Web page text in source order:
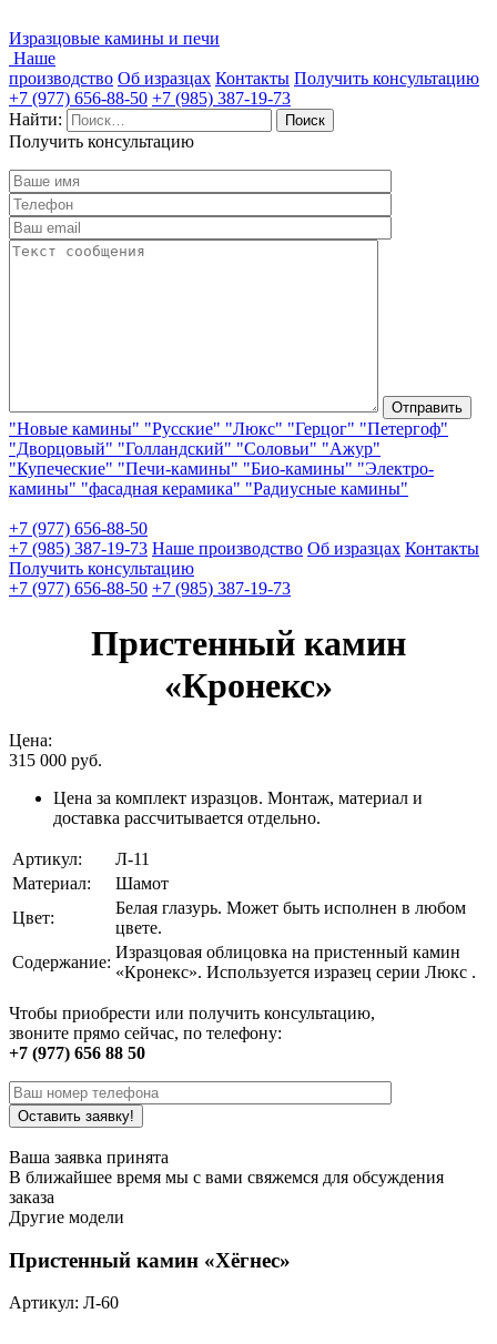
Изразцовые камины и печи
Наше
производство Об изразцах Контакты Получить консультацию
+7 (977) 656-88-50 +7 (985) 387-19-73
Найти:
Получить консультацию
"Новые камины" "Русские" "Люкс" "Герцог" "Петергоф"
"Дворцовый" "Голландский" "Соловьи" "Ажур"
"Купеческие" "Печи-камины" "Био-камины" "Электро-
камины" "фасадная керамика" "Радиусные камины"
+7 (977) 656-88-50
+7 (985) 387-19-73 Наше производство Об изразцах Контакты
Получить консультацию
+7 (977) 656-88-50 +7 (985) 387-19-73
Пристенный камин
«Кронекс»
Цена:
315 000 руб.
Цена за комплект изразцов. Монтаж, материал и
доставка рассчитывается отдельно.
Артикул:
Л-11
Материал:
Шамот
Цвет:
Белая глазурь. Может быть исполнен в любом
цвете.
Содержание:
Изразцовая облицовка на пристенный камин
«Кронекс». Используется изразец серии Люкс .
Чтобы приобрести или получить консультацию,
звоните прямо сейчас, по телефону:
+7 (977) 656 88 50
Ваша заявка принята
В ближайшее время мы с вами свяжемся для обсуждения
заказа
Другие модели
Пристенный камин «Хёгнес»
Артикул: Л-60